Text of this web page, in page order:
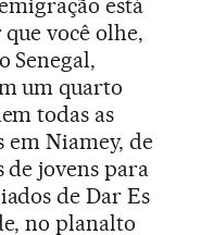
está
você olhe,
Senegal,
um quarto
todas as
em Niamey, de
jovens para
de Dar Es
no planalto